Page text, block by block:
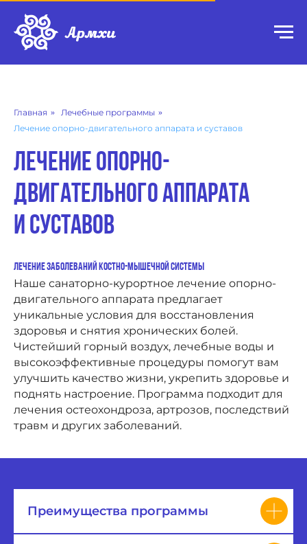
Главная » Лечебные программы »
Лечение опорно-двигательного аппарата и суставов
Лечение опорно-
двигательного аппарата
и суставов
Лечение заболеваний костно-мышечной системы
Наше санаторно-курортное лечение опорно-
двигательного аппарата предлагает
уникальные условия для восстановления
здоровья и снятия хронических болей.
Чистейший горный воздух, лечебные воды и
высокоэффективные процедуры помогут вам
улучшить качество жизни, укрепить здоровье и
поднять настроение. Программа подходит для
лечения остеохондроза, артрозов, последствий
травм и других заболеваний.
Преимущества программы